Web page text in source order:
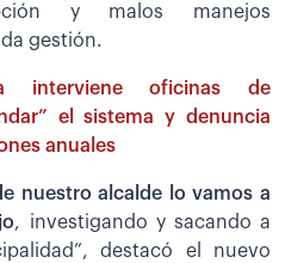
y malos manejos
gestión.
interviene oficinas de
el sistema y denuncia
anuales
nuestro alcalde lo vamos a
, investigando y sacando a
destacó el nuevo